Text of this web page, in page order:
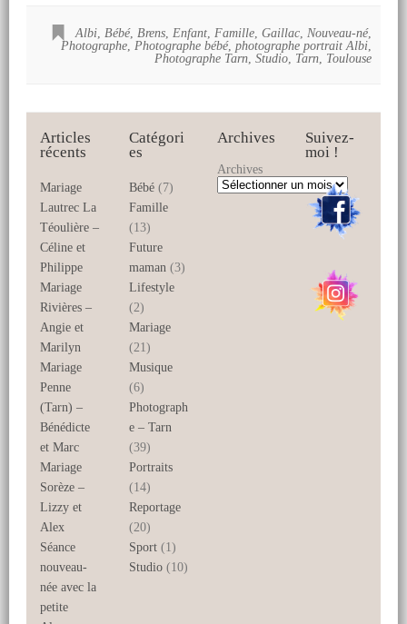
Albi, Bébé, Brens, Enfant, Famille, Gaillac, Nouveau-né,
Photographe, Photographe bébé, photographe portrait Albi,
Photographe Tarn, Studio, Tarn, Toulouse
Articles
récents
Mariage
Lautrec La
Téoulière –
Céline et
Philippe
Mariage
Rivières –
Angie et
Marilyn
Mariage
Penne
(Tarn) –
Bénédicte
et Marc
Mariage
Sorèze –
Lizzy et
Alex
Séance
nouveau-
née avec la
petite
Catégori
es
Bébé(7)
Famille
(13)
Future
maman (3)
Lifestyle
(2)
Mariage
(21)
Musique
(6)
Photograph
e – Tarn
(39)
Portraits
(14)
Reportage
(20)
Sport(1)
Studio(10)
Archives
Archives
Suivez-
moi !